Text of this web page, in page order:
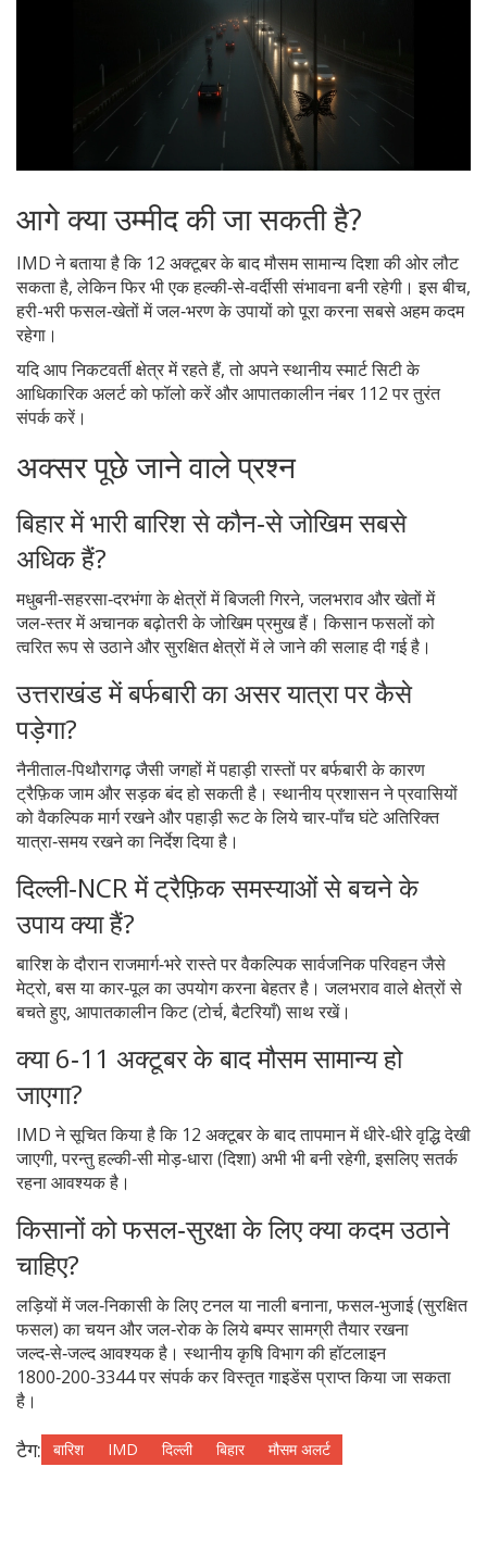
आगे क्या उम्मीद की जा सकती है?
IMD ने बताया है कि 12 अक्टूबर के बाद मौसम सामान्य दिशा की ओर लौट
सकता है, लेकिन फिर भी एक हल्की‑से‑वर्दीसी संभावना बनी रहेगी। इस बीच,
हरी-भरी फसल‑खेतों में जल‑भरण के उपायों को पूरा करना सबसे अहम कदम
रहेगा।
यदि आप निकटवर्ती क्षेत्र में रहते हैं, तो अपने स्थानीयस्मार्ट सिटीके
आधिकारिक अलर्ट को फॉलो करें और आपातकालीन नंबर 112 पर तुरंत
संपर्क करें।
अक्सर पूछे जाने वाले प्रश्न
बिहार में भारी बारिश से कौन‑से जोखिम सबसे
अधिक हैं?
मधुबनी‑सहरसा‑दरभंगा के क्षेत्रों में बिजली गिरने, जलभराव और खेतों में
जल‑स्तर में अचानक बढ़ोतरी के जोखिम प्रमुख हैं। किसान फसलों को
त्वरित रूप से उठाने और सुरक्षित क्षेत्रों में ले जाने की सलाह दी गई है।
उत्तराखंड में बर्फबारी का असर यात्रा पर कैसे
पड़ेगा?
नैनीताल‑पिथौरागढ़ जैसी जगहों में पहाड़ी रास्तों पर बर्फबारी के कारण
ट्रैफ़िक जाम और सड़क बंद हो सकती है। स्थानीय प्रशासन ने प्रवासियों
को वैकल्पिक मार्ग रखने और पहाड़ी रूट के लिये चार‑पाँच घंटे अतिरिक्त
यात्रा‑समय रखने का निर्देश दिया है।
दिल्ली‑NCR में ट्रैफ़िक समस्याओं से बचने के
उपाय क्या हैं?
बारिश के दौरान राजमार्ग‑भरे रास्ते पर वैकल्पिक सार्वजनिक परिवहन जैसे
मेट्रो, बस या कार‑पूल का उपयोग करना बेहतर है। जलभराव वाले क्षेत्रों से
बचते हुए, आपातकालीन किट (टोर्च, बैटरियाँ) साथ रखें।
क्या 6‑11 अक्टूबर के बाद मौसम सामान्य हो
जाएगा?
IMD ने सूचित किया है कि 12 अक्टूबर के बाद तापमान में धीरे‑धीरे वृद्धि देखी
जाएगी, परन्तु हल्की‑सी मोड़‑धारा (दिशा) अभी भी बनी रहेगी, इसलिए सतर्क
रहना आवश्यक है।
किसानों को फसल‑सुरक्षा के लिए क्या कदम उठाने
चाहिए?
लड़ियों में जल‑निकासी के लिए टनल या नाली बनाना, फसल‑भुजाई (सुरक्षित
फसल) का चयन और जल‑रोक के लिये बम्पर सामग्री तैयार रखना
जल्द‑से‑जल्द आवश्यक है। स्थानीय कृषि विभाग की हॉटलाइन
1800‑200‑3344 पर संपर्क कर विस्तृत गाइडेंस प्राप्त किया जा सकता
है।
टैग: बारिश IMD दिल्ली बिहार मौसम अलर्ट